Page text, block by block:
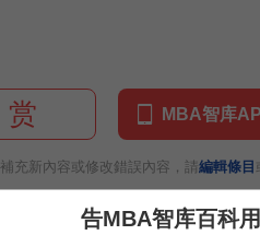
赏 MBA智库
充新內容或修改錯誤內容，請編輯條目
告MBA智库百科